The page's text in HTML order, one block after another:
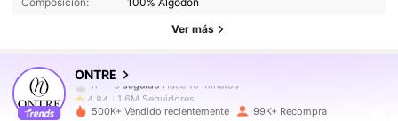
Ver más
ONTRE
4,84 1.6M Seguidores
4,84 1.6M Seguidores
500K+ Vendido recientemente 99K+ Recompra